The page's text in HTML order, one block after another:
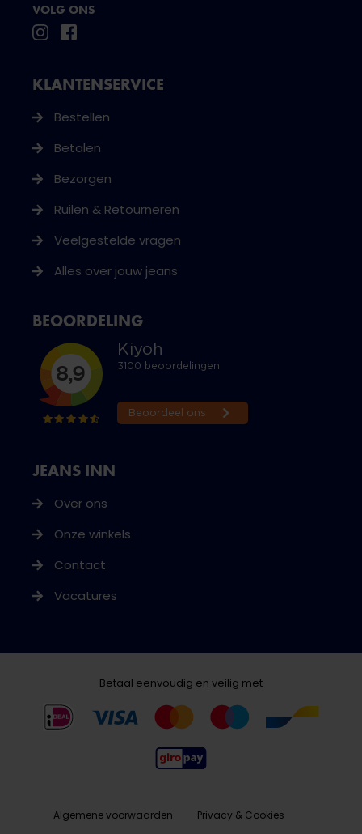
VOLG ONS
JEANS INN
Over ons
Onze winkels
Contact
Vacatures
KLANTENSERVICE
Bestellen
Betalen
Bezorgen
Ruilen & Retourneren
Veelgestelde vragen
Alles over jouw jeans
BEOORDELING
Betaal eenvoudig en veilig met
Algemene voorwaarden Privacy & Cookies